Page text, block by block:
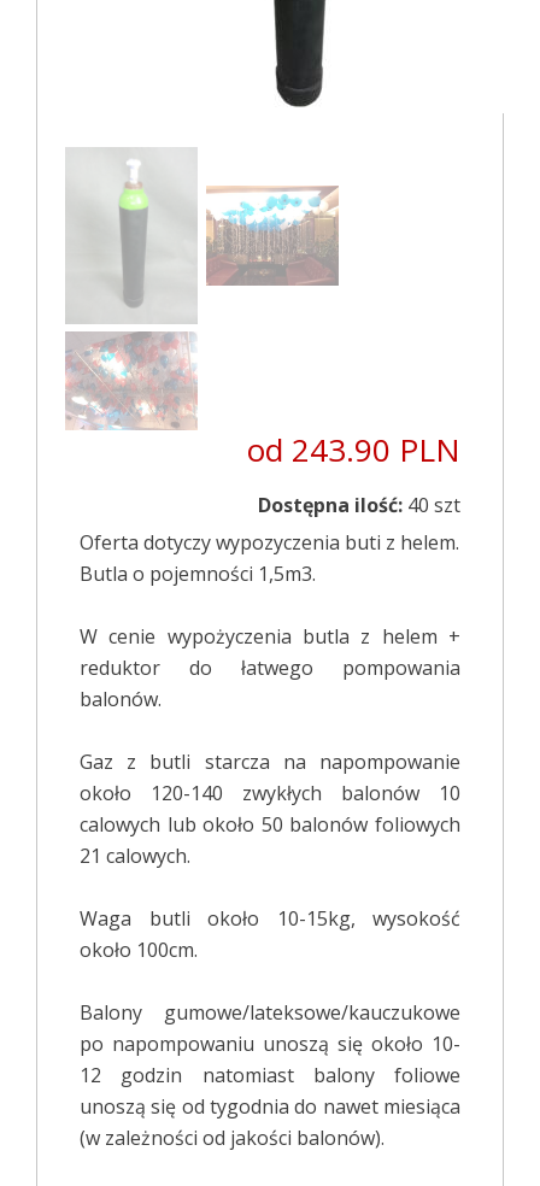
od 243.90 PLN
Dostępna ilość: 40 szt
Oferta dotyczy wypozyczenia buti z helem.
Butla o pojemności 1,5m3.
W cenie wypożyczenia butla z helem +
reduktor do łatwego pompowania
balonów.
Gaz z butli starcza na napompowanie
około 120-140 zwykłych balonów 10
calowych lub około 50 balonów foliowych
21 calowych.
Waga butli około 10-15kg, wysokość
około 100cm.
Balony gumowe/lateksowe/kauczukowe
po napompowaniu unoszą się około 10-
12 godzin natomiast balony foliowe
unoszą się od tygodnia do nawet miesiąca
(w zależności od jakości balonów).